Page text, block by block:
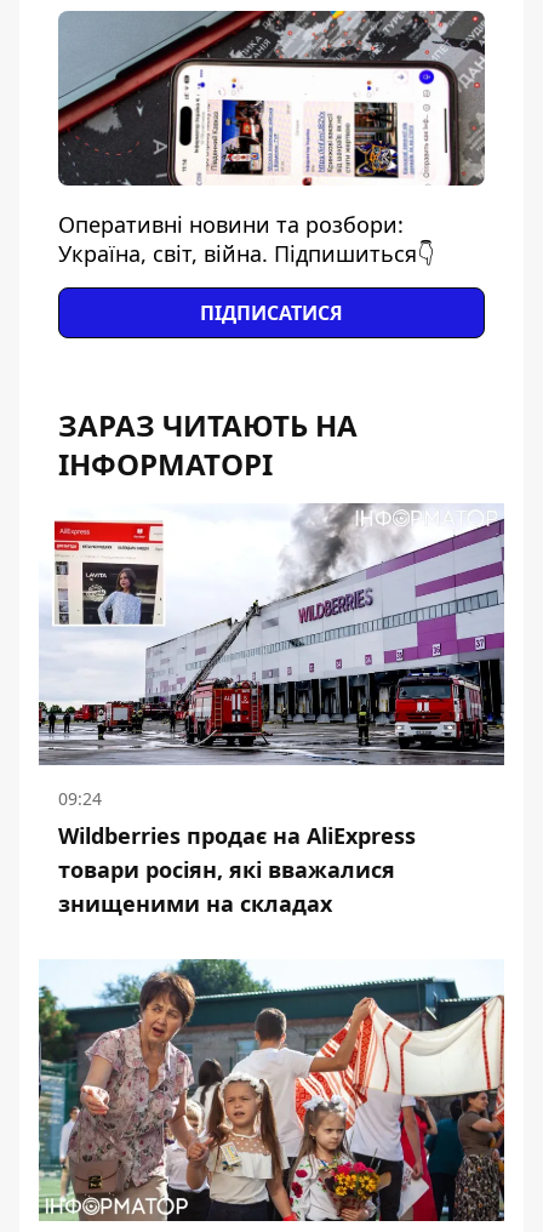
Оперативні новини та розбори:
Україна, світ, війна. Підпишиться👇
ПІДПИСАТИСЯ
ЗАРАЗ ЧИТАЮТЬ НА
ІНФОРМАТОРІ
09:24
Wildberries продає на AliExpress
товари росіян, які вважалися
знищеними на складах